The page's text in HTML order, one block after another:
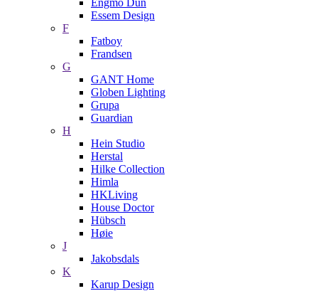
Engmo Dun
Essem Design
F
Fatboy
Frandsen
G
GANT Home
Globen Lighting
Grupa
Guardian
H
Hein Studio
Herstal
Hilke Collection
Himla
HKLiving
House Doctor
Hübsch
Høie
J
Jakobsdals
K
Karup Design